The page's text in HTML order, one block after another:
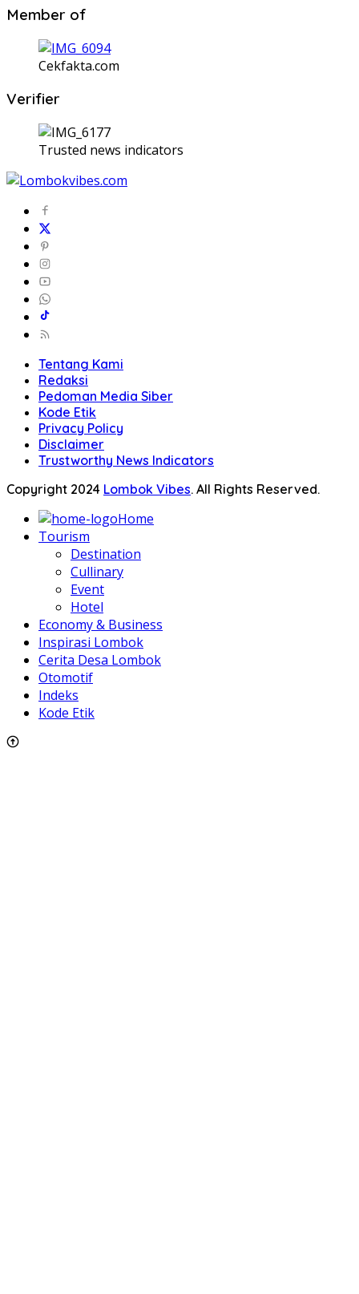
Member of
Cekfakta.com
Verifier
Trusted news indicators
Tentang Kami
Redaksi
Pedoman Media Siber
Kode Etik
Privacy Policy
Disclaimer
Trustworthy News Indicators
Copyright 2024 Lombok Vibes. All Rights Reserved.
Home
Tourism
Destination
Cullinary
Event
Hotel
Economy & Business
Inspirasi Lombok
Cerita Desa Lombok
Otomotif
Indeks
Kode Etik